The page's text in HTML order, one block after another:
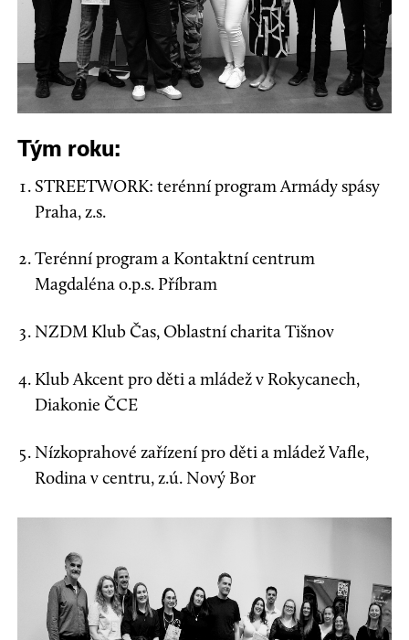
Tým roku:
STREETWORK: terénní program Armády spásy
Praha, z.s.
Terénní program a Kontaktní centrum
Magdaléna o.p.s. Příbram
NZDM Klub Čas, Oblastní charita Tišnov
Klub Akcent pro děti a mládež v Rokycanech,
Diakonie ČCE
Nízkoprahové zařízení pro děti a mládež Vafle,
Rodina v centru, z.ú. Nový Bor